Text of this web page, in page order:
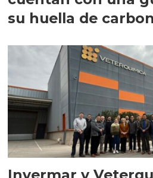
su huella de